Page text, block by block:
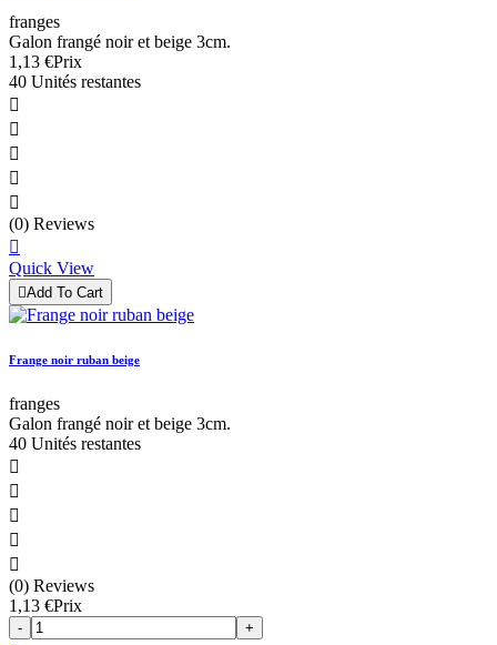
franges
Galon frangé noir et beige 3cm.
1,13 €Prix
40 Unités restantes





(0) Reviews

Quick View
Add To Cart
Frange noir ruban beige
franges
Galon frangé noir et beige 3cm.
40 Unités restantes





(0) Reviews
1,13 €Prix
- +